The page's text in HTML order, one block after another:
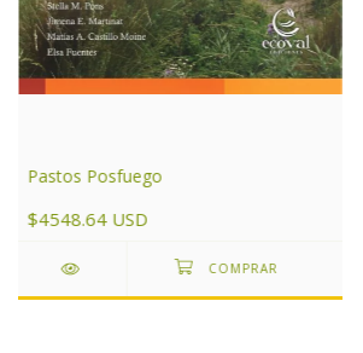
Pastos Posfuego
$4548.64 USD